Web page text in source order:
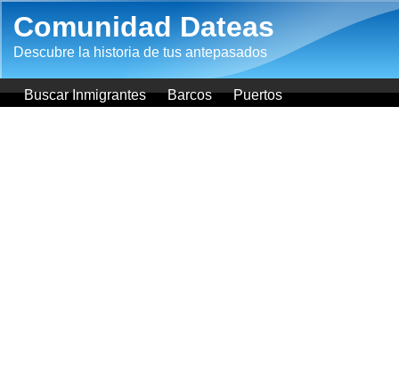
Comunidad Dateas
Descubre la historia de tus antepasados
Buscar Inmigrantes Barcos Puertos